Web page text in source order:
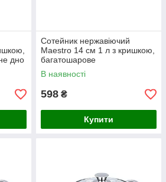
дно
Сотейник нержавіючий
Maestro 14 см 1 л з кришкою,
багатошарове
термоакумулююче дно MR-
3510-14S
В наявності
598 ₴
Купити